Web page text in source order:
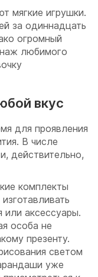
мягкие игрушки.
за одиннадцать
огромный
любимого
вкус
для проявления
В числе
действительно,
комплекты
аксессуары.
особа не
презенту.
светом
уже